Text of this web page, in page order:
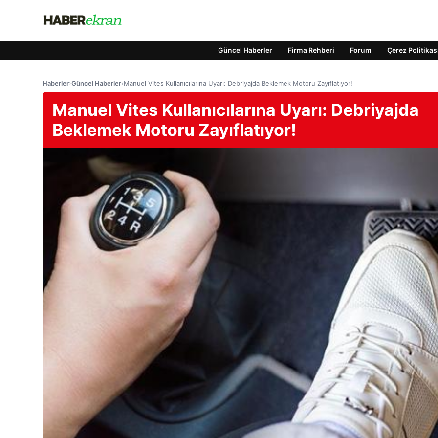
Güncel Haberler Firma Rehberi Forum Çerez Politikası
Haberler›Güncel Haberler›Manuel Vites Kullanıcılarına Uyarı: Debriyajda Beklemek Motoru Zayıflatıyor!
Manuel Vites Kullanıcılarına Uyarı: Debriyajda
Beklemek Motoru Zayıflatıyor!